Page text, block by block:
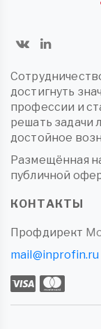
достигнуть
профессии и
решать задачи
достойное
Размещённая
публичной
КОНТАКТЫ
Профдирект
mail@inprofin.ru